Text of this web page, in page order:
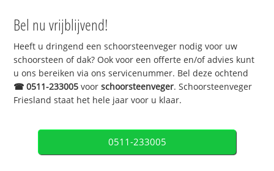
Bel nu vrijblijvend!
Heeft u dringend een schoorsteenveger nodig voor uw
schoorsteen of dak? Ook voor een offerte en/of advies kunt
u ons bereiken via ons servicenummer. Bel deze ochtend
☎0511-233005 voorschoorsteenveger. Schoorsteenveger
Friesland staat het hele jaar voor u klaar.
0511-233005